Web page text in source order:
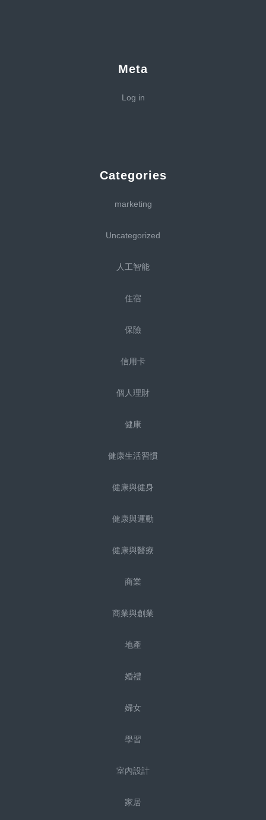
Meta
Log in
Categories
marketing
Uncategorized
人工智能
住宿
保險
信用卡
個人理財
健康
健康生活習慣
健康與健身
健康與運動
健康與醫療
商業
商業與創業
地產
婚禮
婦女
學習
室內設計
家居